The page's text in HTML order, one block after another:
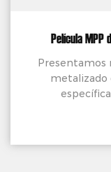
Película MPP
Presentamos
metalizado
condensadores
a